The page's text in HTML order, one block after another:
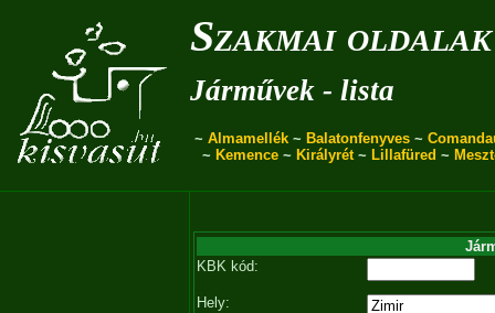
Szakmai oldalak
Járművek - lista
~ Almamellék ~ Balatonfenyves ~
~ Kemence~ Királyrét~ Lillafüred ~
KBK kód:
Hely: